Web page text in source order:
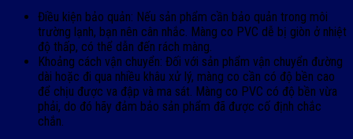
Điều kiện bảo quản: Nếu sản phẩm cần bảo quản trong môi
trường lạnh, bạn nên cân nhắc. Màng co PVC dễ bị giòn ở nhiệt
độ thấp, có thể dẫn đến rách màng.
Khoảng cách vận chuyển: Đối với sản phẩm vận chuyển đường
dài hoặc đi qua nhiều khâu xử lý, màng co cần có độ bền cao
để chịu được va đập và ma sát. Màng co PVC có độ bền vừa
phải, do đó hãy đảm bảo sản phẩm đã được cố định chắc
chắn.